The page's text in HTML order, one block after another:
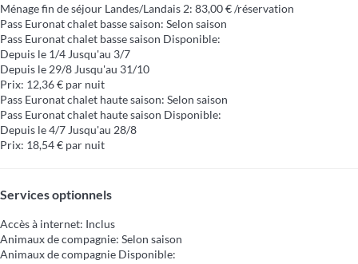
Ménage fin de séjour Landes/Landais 2: 83,00 € /réservation
Pass Euronat chalet basse saison: Selon saison
Pass Euronat chalet basse saison Disponible:
Depuis le 1/4 Jusqu'au 3/7
Depuis le 29/8 Jusqu'au 31/10
Prix: 12,36 € par nuit
Pass Euronat chalet haute saison: Selon saison
Pass Euronat chalet haute saison Disponible:
Depuis le 4/7 Jusqu'au 28/8
Prix: 18,54 € par nuit
Services optionnels
Accès à internet: Inclus
Animaux de compagnie: Selon saison
Animaux de compagnie Disponible: